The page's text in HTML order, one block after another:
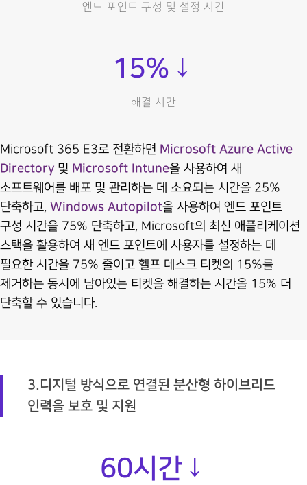
엔드 포인트 구성 및 설정 시간
15%↓
해결 시간
Microsoft 365 E3로 전환하면 Microsoft Azure Active
Directory 및 Microsoft Intune을 사용하여 새
소프트웨어를 배포 및 관리하는 데 소요되는 시간을 25%
단축하고, Windows Autopilot을 사용하여 엔드 포인트
구성 시간을 75% 단축하고, Microsoft의 최신 애플리케이션
스택을 활용하여 새 엔드 포인트에 사용자를 설정하는 데
필요한 시간을 75% 줄이고 헬프 데스크 티켓의 15%를
제거하는 동시에 남아있는 티켓을 해결하는 시간을 15% 더
단축할 수 있습니다.
3.디지털 방식으로 연결된 분산형 하이브리드
인력을 보호 및 지원
60시간↓